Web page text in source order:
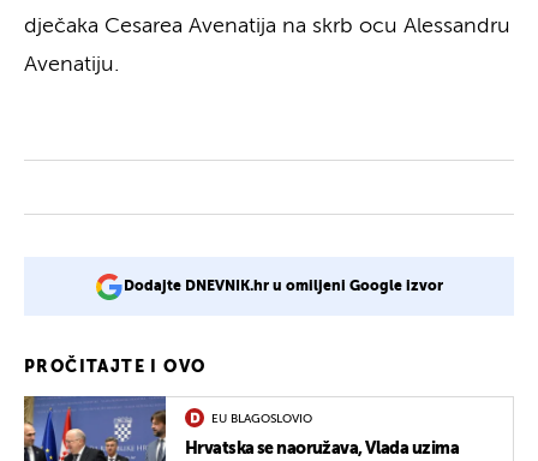
dječaka Cesarea Avenatija na skrb ocu Alessandru
Avenatiju.
Dodajte DNEVNIK.hr u omiljeni Google izvor
PROČITAJTE I OVO
EU BLAGOSLOVIO
Hrvatska se naoružava, Vlada uzima